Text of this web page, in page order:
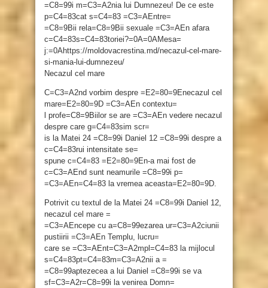
=C8=99i m=C3=A2nia lui Dumnezeu! De ce este
p=C4=83cat s=C4=83 =C3=AEntre=
=C8=9Bii rela=C8=9Bii sexuale =C3=AEn afara
c=C4=83s=C4=83toriei?=0A=0AMesa=
j:=0Ahttps://moldovacrestina.md/necazul-cel-mare-
si-mania-lui-dumnezeu/
Necazul cel mare
C=C3=A2nd vorbim despre =E2=80=9Enecazul cel
mare=E2=80=9D =C3=AEn contextu=
l profe=C8=9Biilor se are =C3=AEn vedere necazul
despre care g=C4=83sim scr=
is la Matei 24 =C8=99i Daniel 12 =C8=99i despre a
c=C4=83rui intensitate se=
spune c=C4=83 =E2=80=9En-a mai fost de
c=C3=AEnd sunt neamurile =C8=99i p=
=C3=AEn=C4=83 la vremea aceasta=E2=80=9D.
Potrivit cu textul de la Matei 24 =C8=99i Daniel 12,
necazul cel mare =
=C3=AEncepe cu a=C8=99ezarea ur=C3=A2ciunii
pustiirii =C3=AEn Templu, lucru=
care se =C3=AEnt=C3=A2mpl=C4=83 la mijlocul
s=C4=83pt=C4=83m=C3=A2nii a =
=C8=99aptezecea a lui Daniel =C8=99i se va
sf=C3=A2r=C8=99i la venirea Domn=